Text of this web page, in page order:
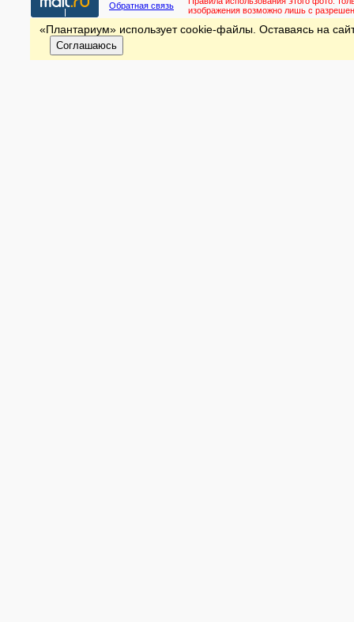
Обратная связь
изображения возможно лишь с
«Плантариум» использует cookie-файлы. Оставаясь на
Соглашаюсь